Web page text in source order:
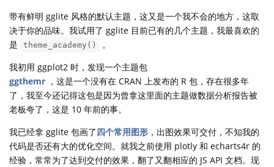
带有鲜明 gglite 风格的默认主题，这又是一个我不会的地方，这取
决于你的品味。我试用了 gglite 目前已有的几个主题，我最喜欢的
是
theme_academy()
。
我初用 ggplot2 时，发现一个主题包
ggthemr ，这是一个没有在 CRAN 上发布的 R 包，存在很多年
了，我至今还记得这包是因为曾拿这里面的主题做数据分析报告被
老板夸了，这是 10 年前的事。
我已经拿 gglite 包画了四个常用图形 ，出图效果可交付，不知我的
代码是否还有大的优化空间。就我之前使用 plotly 和 echarts4r 的
经验，常常为了达到交付的效果，翻了又翻相应的 JS API 文档。现